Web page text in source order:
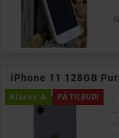
iPhone 11 128GB
PÅ TILBUD!
Klasse A
-
-
-
-